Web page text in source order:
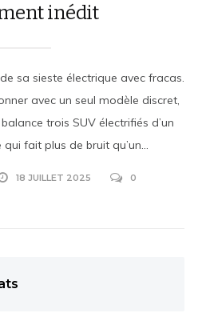
inédit
sa sieste électrique avec fracas.
avec un seul modèle discret,
trois SUV électrifiés d’un
fait plus de bruit qu’un...
18 JUILLET 2025 0